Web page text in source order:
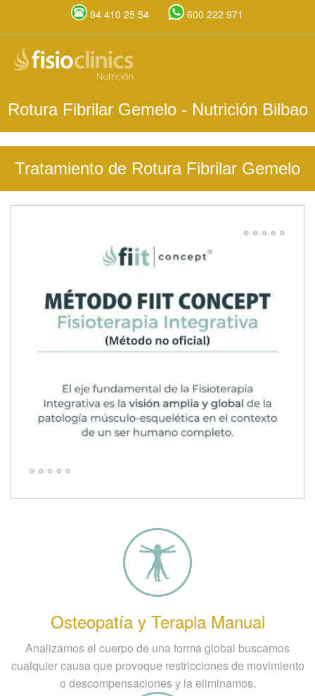
Pasar
principal
94 410 25 54 600 222 971
Rotura Fibrilar Gemelo- Nutrición Bilbao
Tratamiento de Rotura Fibrilar Gemelo
Osteopatía y Terapia Manual
Analizamos el cuerpo de una forma global buscamos
cualquier causa que provoque restricciones de movimiento
o descompensaciones y la eliminamos.